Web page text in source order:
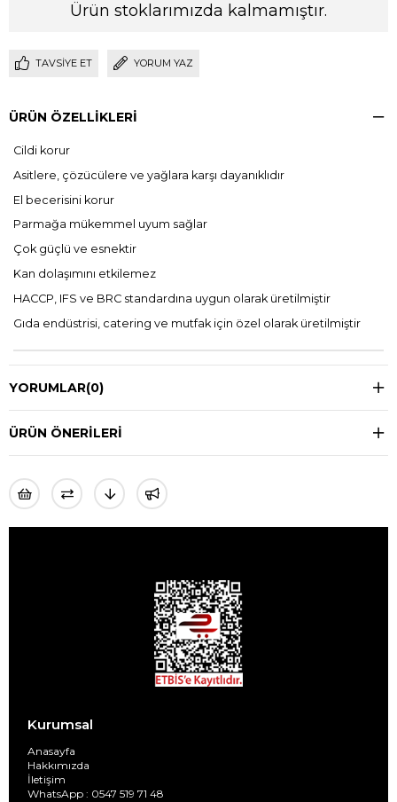
Ürün stoklarımızda kalmamıştır.
TAVSIYE ET YORUM YAZ
ÜRÜN ÖZELLIKLERI
Cildi korur
Asitlere, çözücülere ve yağlara karşı dayanıklıdır
El becerisini korur
Parmağa mükemmel uyum sağlar
Çok güçlü ve esnektir
Kan dolaşımını etkilemez
HACCP, IFS ve BRC standardına uygun olarak üretilmiştir
Gıda endüstrisi, catering ve mutfak için özel olarak üretilmiştir
YORUMLAR(0)
ÜRÜN ÖNERILERI
Kurumsal
Anasayfa
Hakkımızda
İletişim
WhatsApp : 0547 519 71 48